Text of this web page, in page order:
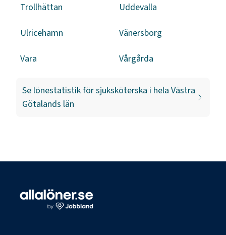
Trollhättan Uddevalla
Ulricehamn Vänersborg
Vara Vårgårda
Se lönestatistik försjuksköterska i hela Västra
Götalands län